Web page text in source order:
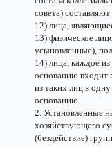
совета)
12) лица,
13) физическое
усыновленные),
14) лица, каждое
основанию входит
из таких лиц в
основанию.
2. Установленные
хозяйствующего
(бездействие)